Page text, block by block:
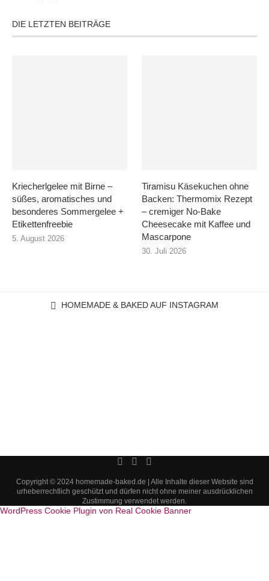
DIE LETZTEN BEITRÄGE
Kriecherlgelee mit Birne –
süßes, aromatisches und
besonderes Sommergelee +
Etikettenfreebie
5. August 2026
Tiramisu Käsekuchen ohne
Backen: Thermomix Rezept
– cremiger No-Bake
Cheesecake mit Kaffee und
Mascarpone
30. Juli 2026
HOMEMADE & BAKED AUF INSTAGRAM
Copyright © 2024 homemade-baked.de | Alle Inhalte dieser Website sind
urheberrechtlich geschützt und dürfen nicht ohne meiner ausdrücklichen
Zustimmung verwendet werden.
WordPress Cookie Plugin von Real Cookie Banner